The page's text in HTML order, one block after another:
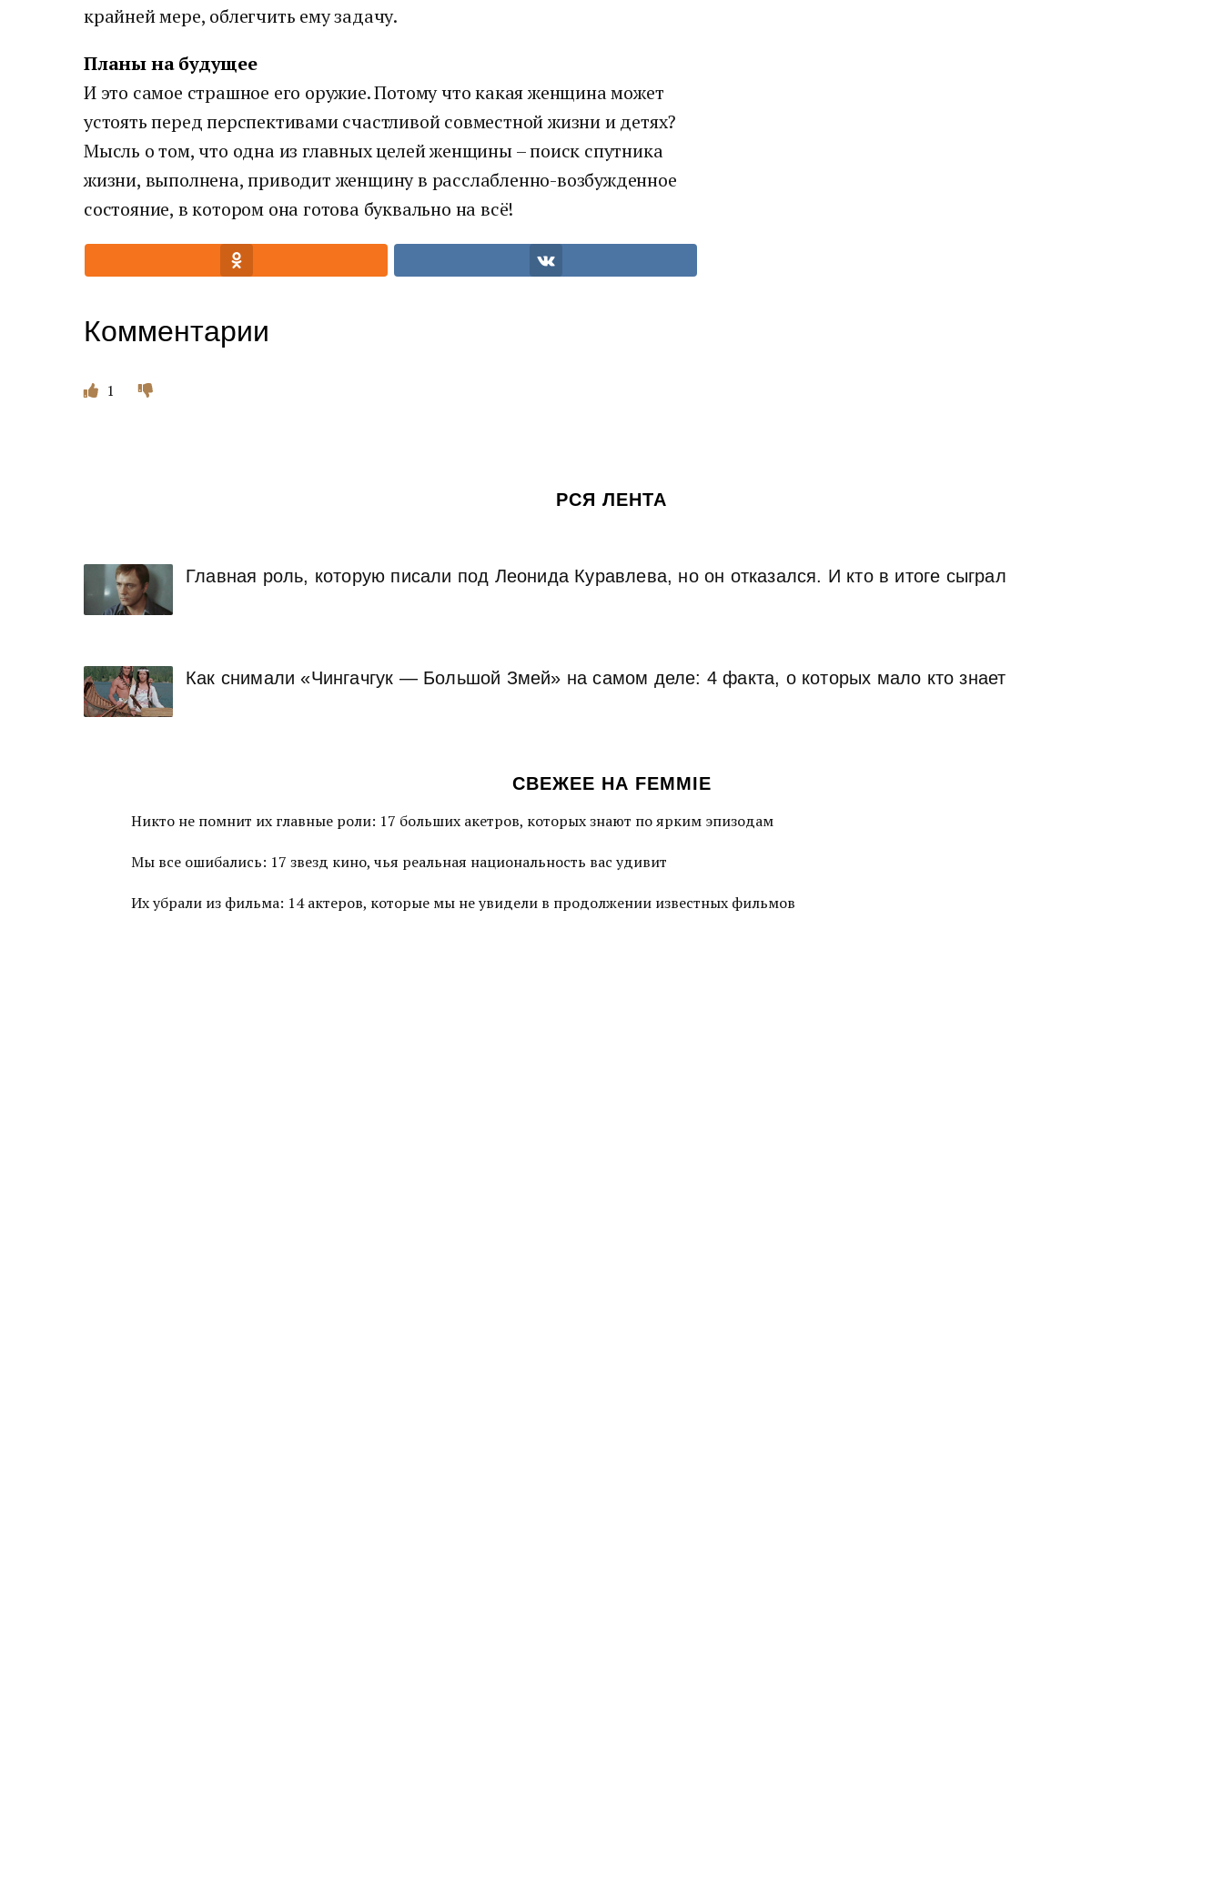
крайней мере, облегчить ему задачу.
Планы на будущее
И это самое страшное его оружие. Потому что какая женщина может
устоять перед перспективами счастливой совместной жизни и детях?
Мысль о том, что одна из главных целей женщины – поиск спутника
жизни, выполнена, приводит женщину в расслабленно-возбужденное
состояние, в котором она готова буквально на всё!
Комментарии
1
РСЯ ЛЕНТА
Главная роль, которую писали под Леонида Куравлева, но он отказался. И кто в итоге сыграл
Как снимали «Чингачгук — Большой Змей» на самом деле: 4 факта, о которых мало кто знает
СВЕЖЕЕ НА FEMMIE
Никто не помнит их главные роли: 17 больших акетров, которых знают по ярким эпизодам
Мы все ошибались: 17 звезд кино, чья реальная национальность вас удивит
Их убрали из фильма: 14 актеров, которые мы не увидели в продолжении известных фильмов